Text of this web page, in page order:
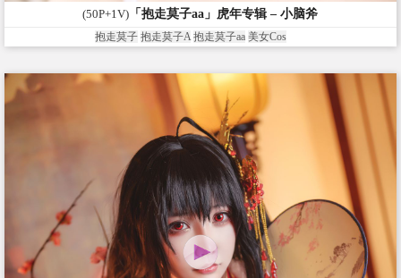
(50P+1V) 「抱走莫子aa」虎年专辑 – 小脑斧
抱走莫子 抱走莫子A 抱走莫子aa 美女Cos